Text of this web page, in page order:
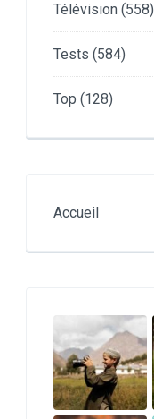
Télévision (558)
Tests (584)
Top (128)
Accueil